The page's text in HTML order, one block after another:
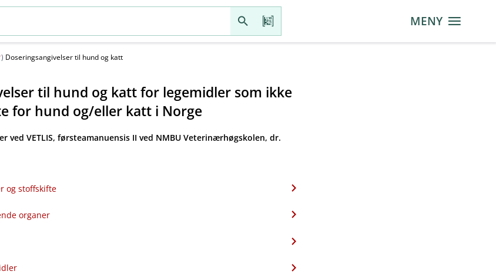
MENY
) Doseringsangivelser til hund og katt
til hund og katt for legemidler som ikke
for hund og​/​eller katt i Norge
ved VETLIS, førsteamanuensis II ved NMBU Veterinærhøgskolen, dr.
og stoffskifte
organer